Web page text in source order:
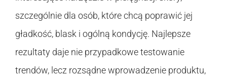
szczególnie dla osób, które chcą poprawić jej
gładkość, blask i ogólną kondycję. Najlepsze
rezultaty daje nie przypadkowe testowanie
trendów, lecz rozsądne wprowadzenie produktu,